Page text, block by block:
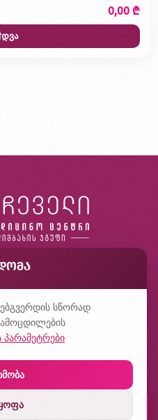
0,00 ₾
კითხვები
პოლიტიკა
სწორად
პარამეტრები